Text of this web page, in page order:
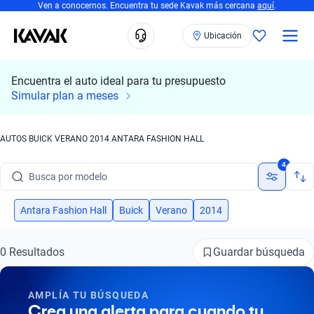
Ven a conocernos. Encuentra tu sede Kavak más cercana aquí.
Ubicación
Encuentra el auto ideal para tu presupuesto
Simular plan a meses
AUTOS BUICK VERANO 2014 ANTARA FASHION HALL
Busca por modelo
Busca por versión
Busca por marca
Busca por modelo
4
Antara Fashion Hall Buick Verano 2014
0 Resultados Guardar búsqueda
AMPLÍA TU BÚSQUEDA